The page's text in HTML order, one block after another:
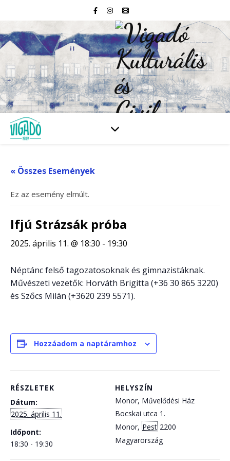
« Összes Események
Ez az esemény elmúlt.
Ifjú Strázsák próba
2025. április 11. @ 18:30 - 19:30
Néptánc felső tagozatosoknak és gimnazistáknak.
Művészeti vezetők: Horváth Brigitta (+36 30 865 3220)
és Szőcs Milán (+3620 239 5571).
Hozzáadom a naptáramhoz
RÉSZLETEK
Dátum:
2025. április 11.
Időpont:
18:30 - 19:30
HELYSZÍN
Monor, Művelődési Ház
Bocskai utca 1.
Monor, Pest 2200
Magyarország